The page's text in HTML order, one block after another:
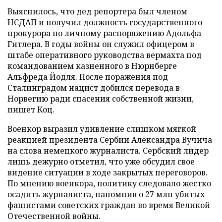
Выяснилось, что дед репортера был членом
НСДАП и получил должность государственного
прокурора по личному распоряжению Адольфа
Гитлера. В годы войны он служил офицером в
штабе оперативного руководства вермахта под
командованием казненного в Нюрнберге
Альфреда Йодля. После поражения под
Сталинградом нацист добился перевода в
Норвегию ради спасения собственной жизни,
пишет Коц.
Военкор выразил удивление слишком мягкой
реакцией президента Сербии Александра Вучича
на слова немецкого журналиста. Сербский лидер
лишь дежурно отметил, что уже обсудил свое
видение ситуации в ходе закрытых переговоров.
По мнению военкора, политику следовало жестко
осадить журналиста, напомнив о 27 млн убитых
фашистами советских граждан во время Великой
Отечественной войны.